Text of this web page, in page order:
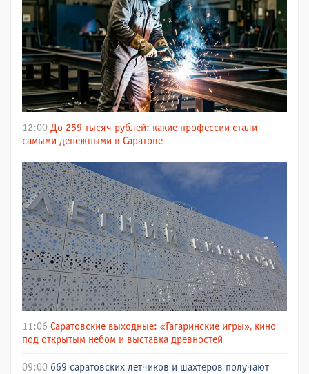
12:00 До 259 тысяч рублей: какие профессии стали
самыми денежными в Саратове
11:06 Саратовские выходные: «Гагаринские игры», кино
под открытым небом и выставка древностей
09:00 669 саратовских летчиков и шахтеров получают